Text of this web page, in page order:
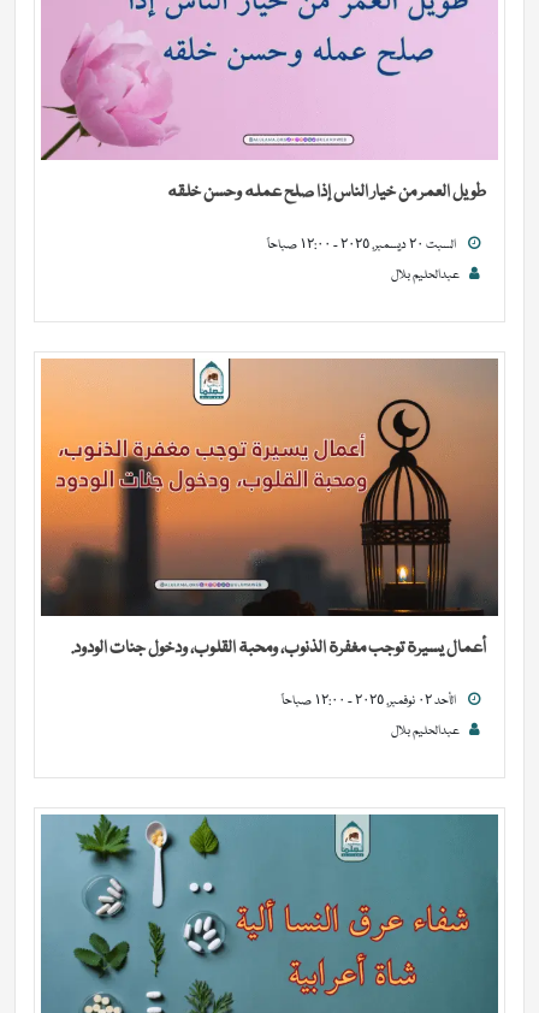
طويل العمر من خيار الناس إذا صلح عمله وحسن خلقه
السبت ٢٠ ديسمبر, ٢٠٢٥ - ١٢:٠٠ صباحاً
عبدالحليم بلال
أعمال يسيرة توجب مغفرة الذنوب، ومحبة القلوب، ودخول جنات الودود.
الأحد ٠٢ نوفمبر, ٢٠٢٥ - ١٢:٠٠ صباحاً
عبدالحليم بلال